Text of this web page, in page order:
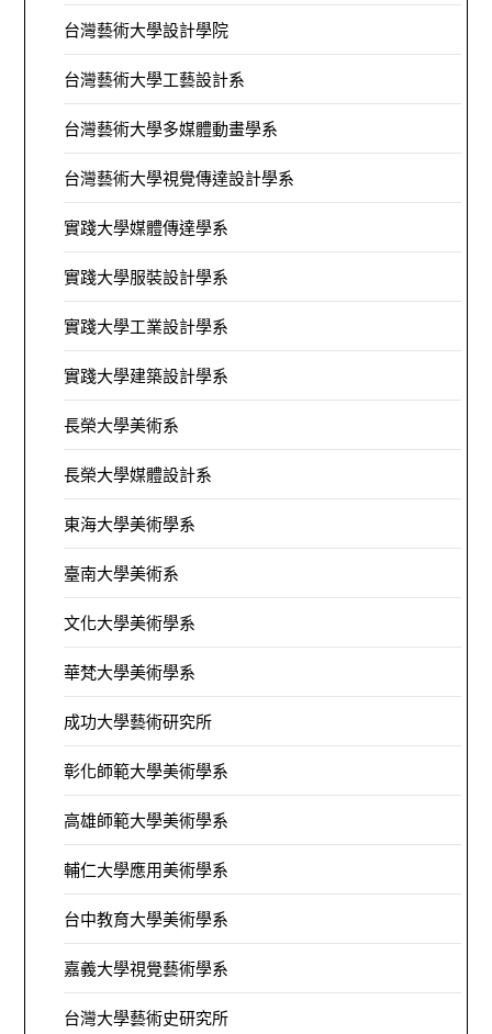
台灣藝術大學設計學院
台灣藝術大學工藝設計系
台灣藝術大學多媒體動畫學系
台灣藝術大學視覺傳達設計學系
實踐大學媒體傳達學系
實踐大學服裝設計學系
實踐大學工業設計學系
實踐大學建築設計學系
長榮大學美術系
長榮大學媒體設計系
東海大學美術學系
臺南大學美術系
文化大學美術學系
華梵大學美術學系
成功大學藝術研究所
彰化師範大學美術學系
高雄師範大學美術學系
輔仁大學應用美術學系
台中教育大學美術學系
嘉義大學視覺藝術學系
台灣大學藝術史研究所